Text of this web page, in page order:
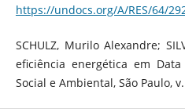
https://undocs.org/A/RES/64/
SCHULZ, Murilo Alexandre;
eficiência energética em
Social e Ambiental, São Paulo,